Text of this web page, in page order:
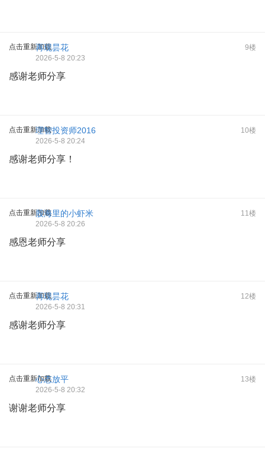
点击重新加载 9楼
再现昙花
2026-5-8 20:23
感谢老师分享
点击重新加载 10楼
理智投资师2016
2026-5-8 20:24
感谢老师分享！
点击重新加载 11楼
股海里的小虾米
2026-5-8 20:26
感恩老师分享
点击重新加载 12楼
再现昙花
2026-5-8 20:31
感谢老师分享
点击重新加载 13楼
心态放平
2026-5-8 20:32
谢谢老师分享